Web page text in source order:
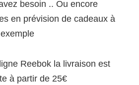
besoin .. Ou encore
en prévision de cadeaux à
Reebok la livraison est
à partir de 25€